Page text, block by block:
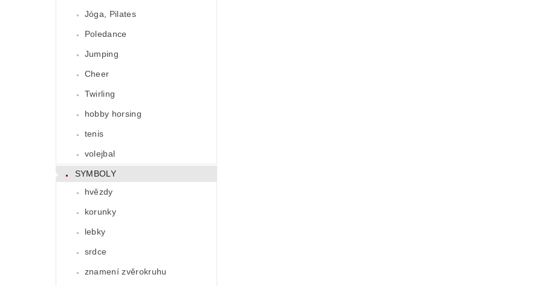
Jóga, Pilates
Poledance
Jumping
Cheer
Twirling
hobby horsing
tenis
volejbal
SYMBOLY
hvězdy
korunky
lebky
srdce
znamení zvěrokruhu